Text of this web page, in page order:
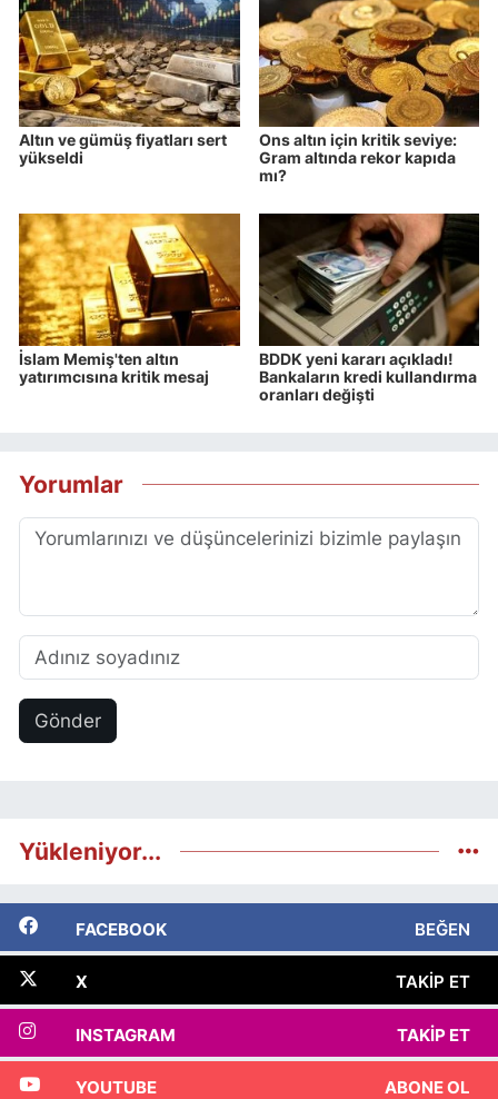
Altın ve gümüş fiyatları sert
yükseldi
Ons altın için kritik seviye:
Gram altında rekor kapıda
mı?
İslam Memiş'ten altın
yatırımcısına kritik mesaj
BDDK yeni kararı açıkladı!
Bankaların kredi kullandırma
oranları değişti
Yorumlar
Gönder
Yükleniyor...
FACEBOOK BEĞEN
X TAKIP ET
INSTAGRAM TAKIP ET
YOUTUBE ABONE OL